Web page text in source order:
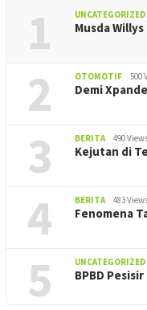
1 UNCATEGORIZED
Musda
2 OTOMOTIF 500
Demi
3 BERITA 490
Kejutan di
4 BERITA 483
Fenomena
5 UNCATEGORIZED
BPBD